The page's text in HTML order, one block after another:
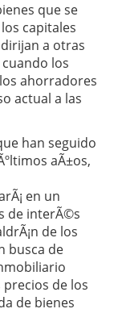
que se
capitales
a otras
los
ahorradores
actual a las
han seguido
aÃ±os,
en un
de interÃ©s
de los
busca de
de los
de bienes